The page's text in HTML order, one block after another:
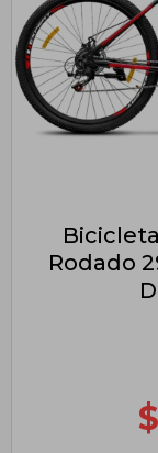
Rodado
$